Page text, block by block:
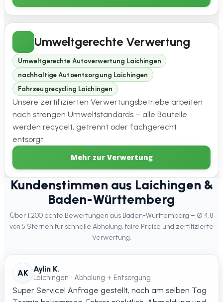
Umweltgerechte Verwertung
Umweltgerechte Autoverwertung Laichingen
nachhaltige Autoentsorgung Laichingen
Fahrzeugrecycling Laichingen
Unsere zertifizierten Verwertungsbetriebe arbeiten
nach strengen Umweltstandards – alle Bauteile
werden recycelt, getrennt oder fachgerecht
entsorgt.
Mehr zur Verwertung
Kundenstimmen aus Laichingen &
Baden-Württemberg
Über 1.200 echte Bewertungen aus Baden-Württemberg – Ø 4,8
von 5 Sternen für schnelle Abholung, faire Preise und zertifizierte
Verwertung.
AK Aylin K.
Laichingen • Abholung + Entsorgung
Super Service! Anfrage gestellt, noch am selben Tag